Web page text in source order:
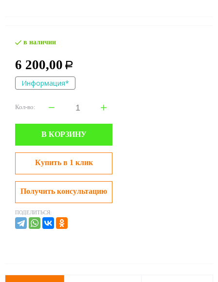
в наличии
6 200,00 Р
Информация*
Кол-во:
В КОРЗИНУ
Купить в 1 клик
Получить консультацию
ПОДЕЛИТЬСЯ: